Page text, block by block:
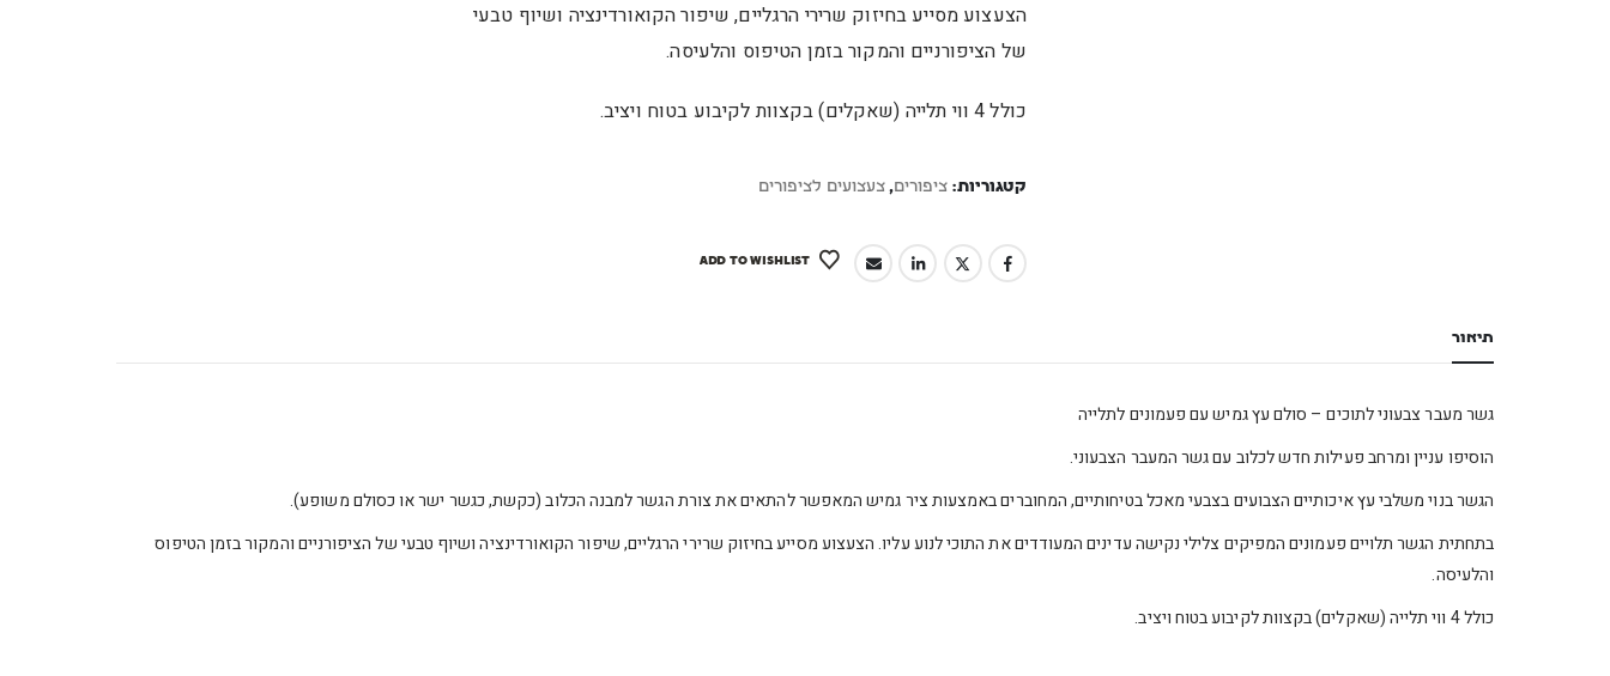
הצעצוע מסייע בחיזוק שרירי הרגליים, שיפור הקואורדינציה ושיוף טבעי
של הציפורניים והמקור בזמן הטיפוס והלעיסה.
כולל 4 ווי תלייה (שאקלים) בקצוות לקיבוע בטוח ויציב.
קטגוריות: ציפורים, צעצועים לציפורים
ADD TO WISHLIST
תיאור
גשר מעבר צבעוני לתוכים – סולם עץ גמיש עם פעמונים לתלייה
הוסיפו עניין ומרחב פעילות חדש לכלוב עם גשר המעבר הצבעוני.
הגשר בנוי משלבי עץ איכותיים הצבועים בצבעי מאכל בטיחותיים, המחוברים באמצעות ציר גמיש המאפשר להתאים את צורת הגשר למבנה הכלוב (כקשת, כגשר ישר או כסולם משופע).
בתחתית הגשר תלויים פעמונים המפיקים צלילי נקישה עדינים המעודדים את התוכי לנוע עליו. הצעצוע מסייע בחיזוק שרירי הרגליים, שיפור הקואורדינציה ושיוף טבעי של הציפורניים והמקור בזמן הטיפוס
והלעיסה.
כולל 4 ווי תלייה (שאקלים) בקצוות לקיבוע בטוח ויציב.